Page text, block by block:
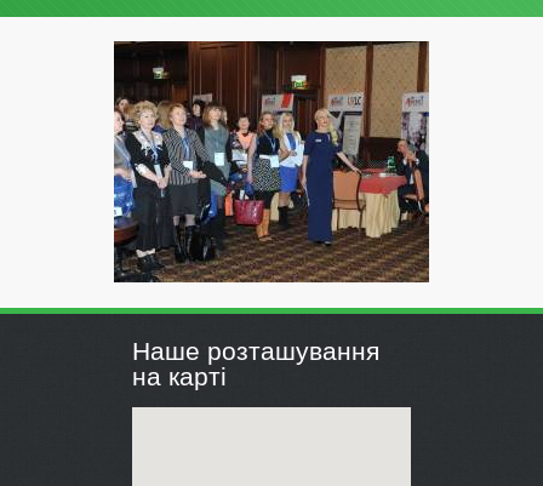
Наше розташування
на карті